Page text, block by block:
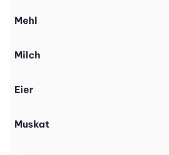
Mehl
Milch
Eier
Muskat